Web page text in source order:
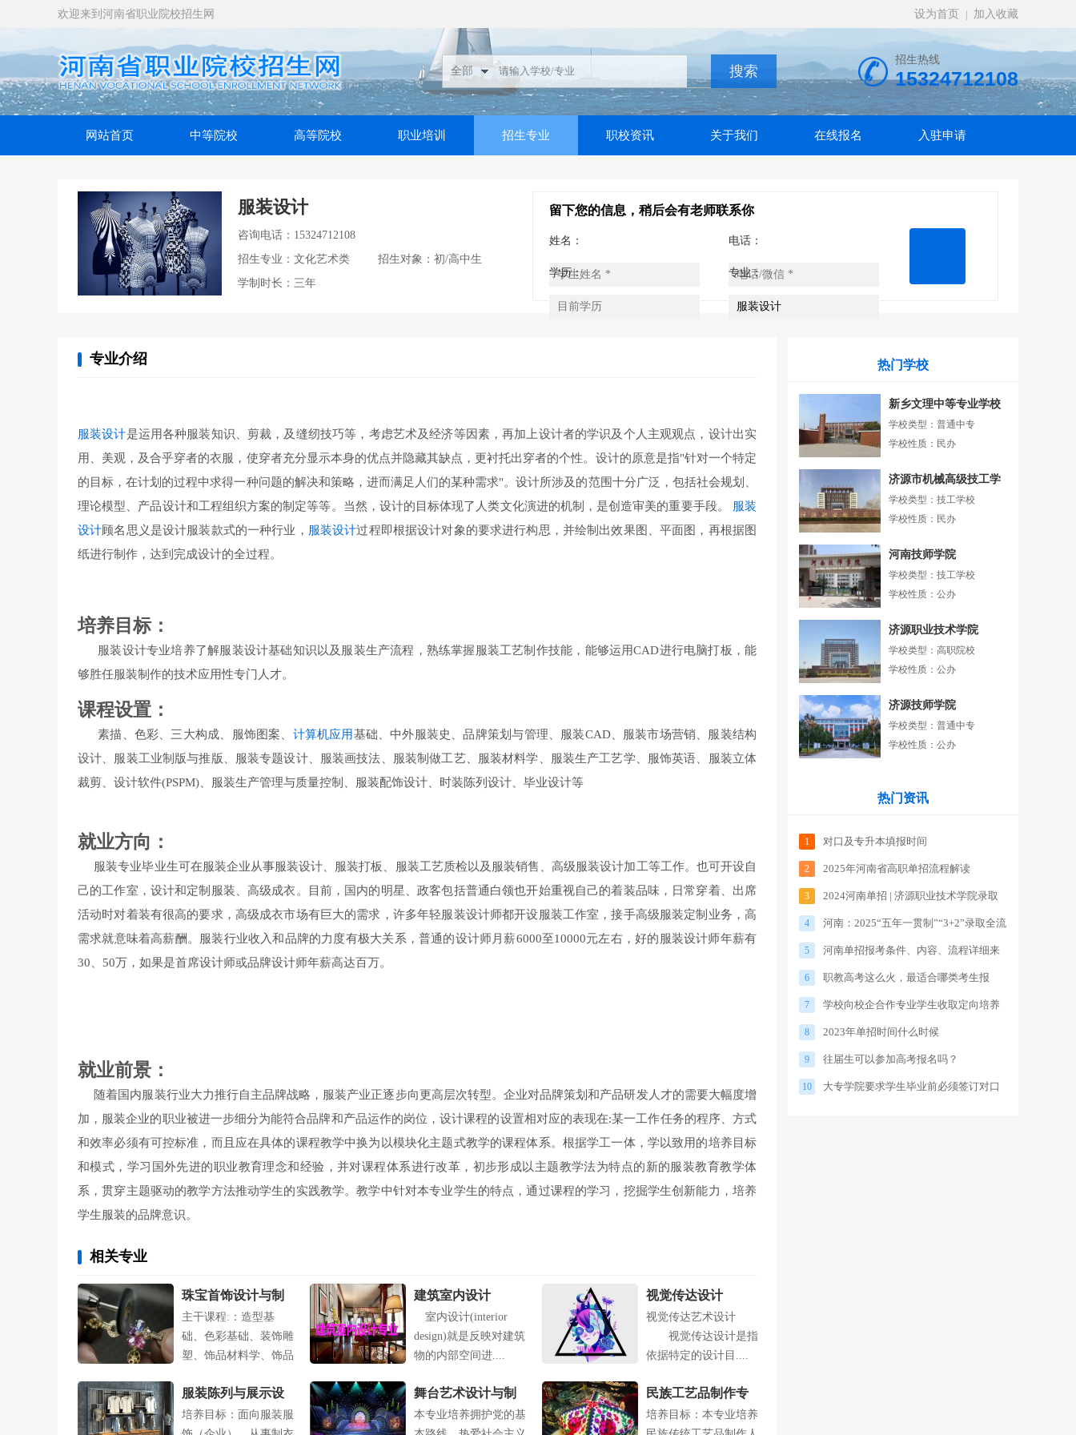
欢迎来到河南省职业院校招生网 设为首页 加入收藏
招生热线
15324712108
网站首页 中等院校 高等院校 职业培训 招生专业 职校资讯 关于我们 在线报名 入驻申请
服装设计
咨询电话：15324712108
招生专业：文化艺术类
招生对象：初/高中生
学制时长：三年
留下您的信息，稍后会有老师联系你
姓名： 电话：
学历： 专业：
专业介绍
服装设计是运用各种服装知识、剪裁，及缝纫技巧等，考虑艺术及经济等因素，再加上设计者的学识及个人主观观点，设计出实
用、美观，及合乎穿者的衣服，使穿者充分显示本身的优点并隐藏其缺点，更衬托出穿者的个性。设计的原意是指"针对一个特定
的目标，在计划的过程中求得一种问题的解决和策略，进而满足人们的某种需求"。设计所涉及的范围十分广泛，包括社会规划、
理论模型、产品设计和工程组织方案的制定等等。当然，设计的目标体现了人类文化演进的机制，是创造审美的重要手段。 服装
设计顾名思义是设计服装款式的一种行业， 服装设计过程即根据设计对象的要求进行构思，并绘制出效果图、平面图，再根据图
纸进行制作，达到完成设计的全过程。
培养目标：
服装设计专业培养了解服装设计基础知识以及服装生产流程，熟练掌握服装工艺制作技能，能够运用CAD进行电脑打板，能
够胜任服装制作的技术应用性专门人才。
课程设置：
素描、色彩、三大构成、服饰图案、 计算机应用基础、中外服装史、品牌策划与管理、服装CAD、服装市场营销、服装结构
设计、服装工业制版与推版、服装专题设计、服装画技法、服装制做工艺、服装材料学、服装生产工艺学、服饰英语、服装立体
裁剪、设计软件(PSPM)、服装生产管理与质量控制、服装配饰设计、时装陈列设计、毕业设计等
就业方向：
服装专业毕业生可在服装企业从事服装设计、服装打板、服装工艺质检以及服装销售、高级服装设计加工等工作。也可开设自
己的工作室，设计和定制服装、高级成衣。目前，国内的明星、政客包括普通白领也开始重视自己的着装品味，日常穿着、出席
活动时对着装有很高的要求，高级成衣市场有巨大的需求，许多年轻服装设计师都开设服装工作室，接手高级服装定制业务，高
需求就意味着高薪酬。服装行业收入和品牌的力度有极大关系，普通的设计师月薪6000至10000元左右，好的服装设计师年薪有
30、50万，如果是首席设计师或品牌设计师年薪高达百万。
就业前景：
随着国内服装行业大力推行自主品牌战略，服装产业正逐步向更高层次转型。企业对品牌策划和产品研发人才的需要大幅度增
加，服装企业的职业被进一步细分为能符合品牌和产品运作的岗位，设计课程的设置相对应的表现在:某一工作任务的程序、方式
和效率必须有可控标准，而且应在具体的课程教学中换为以模块化主题式教学的课程体系。根据学工一体，学以致用的培养目标
和模式，学习国外先进的职业教育理念和经验，并对课程体系进行改革，初步形成以主题教学法为特点的新的服装教育教学体
系，贯穿主题驱动的教学方法推动学生的实践教学。教学中针对本专业学生的特点，通过课程的学习，挖掘学生创新能力，培养
学生服装的品牌意识。
相关专业
珠宝首饰设计与制
作
主干课程:：造型基
础、色彩基础、装饰雕
塑、饰品材料学、饰品
建筑室内设计
室内设计(interior
design)就是反映对建筑
物的内部空间进....
视觉传达设计
视觉传达艺术设计
视觉传达设计是指
依据特定的设计目....
服装陈列与展示设
计专业
培养目标：面向服装服
舞台艺术设计与制
作专业
本专业培养拥护党的基
民族工艺品制作专
业
培养目标：本专业培养
热门学校
新乡文理中等专业学校
学校类型：普通中专
学校性质：民办
济源市机械高级技工学
校
学校类型：技工学校
学校性质：民办
河南技师学院
学校类型：技工学校
学校性质：公办
济源职业技术学院
学校类型：高职院校
学校性质：公办
济源技师学院
学校类型：普通中专
学校性质：公办
热门资讯
1 对口及专升本填报时间
2 2025年河南省高职单招流程解读
3 2024河南单招 | 济源职业技术学院录取
分数线
4 河南：2025“五年一贯制”“3+2”录取全流
程来了
5 河南单招报考条件、内容、流程详细来
了！！
6 职教高考这么火，最适合哪类考生报
考？
7 学校向校企合作专业学生收取定向培养
实训费符合规定吗？
8 2023年单招时间什么时候
9 往届生可以参加高考报名吗？
10 大专学院要求学生毕业前必须签订对口